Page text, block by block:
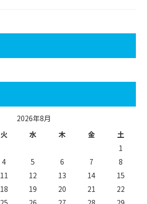
2026年8月
火 水 木 金
土
1
4 5 6 7
8
11 12 13 14
15
18 19 20 21
22